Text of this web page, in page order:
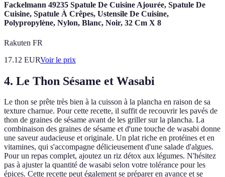
Fackelmann 49235 Spatule De Cuisine Ajourée, Spatule De
Cuisine, Spatule À Crêpes, Ustensile De Cuisine,
Polypropylène, Nylon, Blanc, Noir, 32 Cm X 8
Rakuten FR
17.12 EURVoir le prix
4. Le Thon Sésame et Wasabi
Le thon se prête très bien à la cuisson à la plancha en raison de sa
texture charnue. Pour cette recette, il suffit de recouvrir les pavés de
thon de graines de sésame avant de les griller sur la plancha. La
combinaison des graines de sésame et d'une touche de wasabi donne
une saveur audacieuse et originale. Un plat riche en protéines et en
vitamines, qui s'accompagne délicieusement d'une salade d'algues.
Pour un repas complet, ajoutez un riz détox aux légumes. N'hésitez
pas à ajuster la quantité de wasabi selon votre tolérance pour les
épices. Cette recette peut également se préparer en avance et se